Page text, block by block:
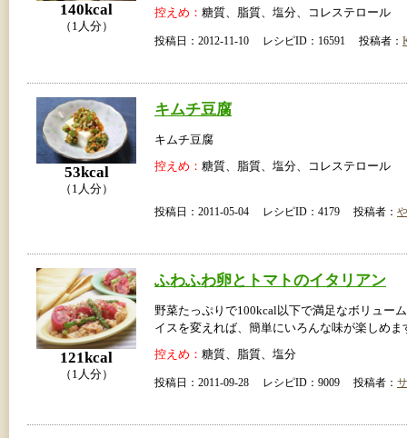
140kcal
（1人分）
控えめ： 糖質、脂質、塩分、コレステロール
投稿日：2012-11-10 レシピID：16591 投稿者：
53kcal
（1人分）
キムチ豆腐
キムチ豆腐
控えめ： 糖質、脂質、塩分、コレステロール
投稿日：2011-05-04 レシピID：4179 投稿者：
121kcal
（1人分）
ふわふわ卵とトマトのイタリアン
野菜たっぷりで100kcal以下で満足なボリュー
イスを変えれば、簡単にいろんな味が楽しめま
控えめ： 糖質、脂質、塩分
投稿日：2011-09-28 レシピID：9009 投稿者：